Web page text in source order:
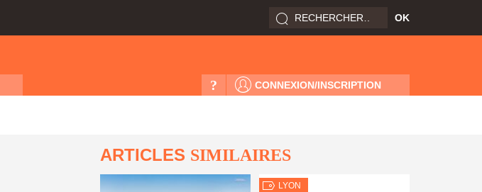
CONNEXION/INSCRIPTION
?
ARTICLES SIMILAIRES
LYON